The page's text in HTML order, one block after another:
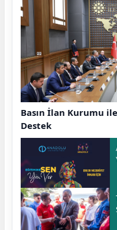
Basın İlan Kurumu
Destek